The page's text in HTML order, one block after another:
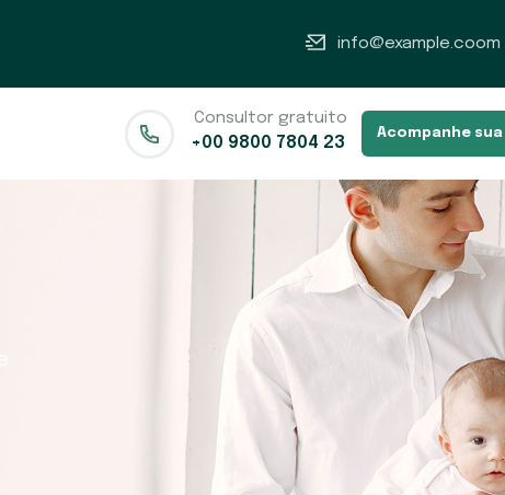
info@example.coom
Consultor gratuito
+00 9800 7804 23 Acompanhe